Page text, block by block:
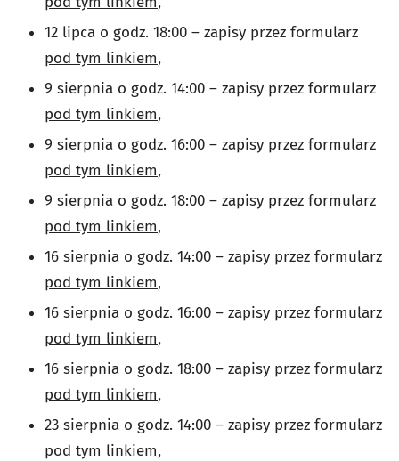
12 lipca o godz. 18:00 – zapisy przez formularz
pod tym linkiem,
9 sierpnia o godz. 14:00 – zapisy przez formularz
pod tym linkiem,
9 sierpnia o godz. 16:00 – zapisy przez formularz
pod tym linkiem,
9 sierpnia o godz. 18:00 – zapisy przez formularz
pod tym linkiem,
16 sierpnia o godz. 14:00 – zapisy przez formularz
pod tym linkiem,
16 sierpnia o godz. 16:00 – zapisy przez formularz
pod tym linkiem,
16 sierpnia o godz. 18:00 – zapisy przez formularz
pod tym linkiem,
23 sierpnia o godz. 14:00 – zapisy przez formularz
pod tym linkiem,